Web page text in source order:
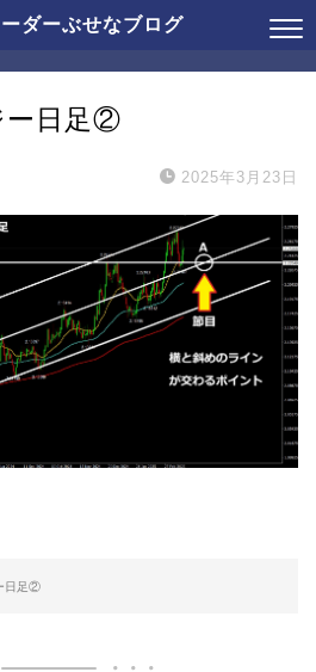
ダーぶせなブログ
ー日足②
2025年3月23日
日足②